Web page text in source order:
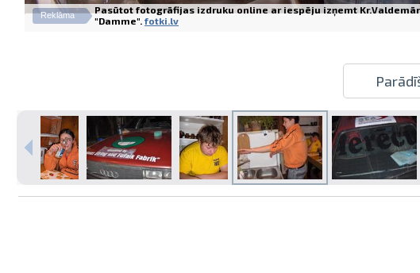
Reklāma
Pasūtot fotogrāfijas izdruku online ar iespēju izņemt
"Damme". fotki.lv